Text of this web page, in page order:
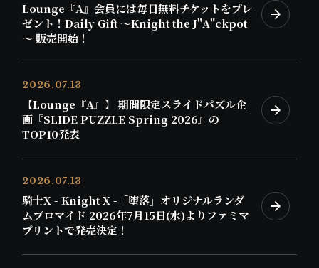
Lounge『A』会員には毎日無料チケットをプレ
ゼント！Daily Gift ～Knight the J"A"ckpot
～ 販売開始！
2026.07.13
【Lounge『A』】 期間限定スライドパズル企
画『SLIDE PUZZLE Spring 2026』の
TOP10発表
2026.07.13
騎士X - Knight X -「堕落」オリジナルランダ
ムブロマイド 2026年7月15日(水)よりファミマ
プリントで発売決定！